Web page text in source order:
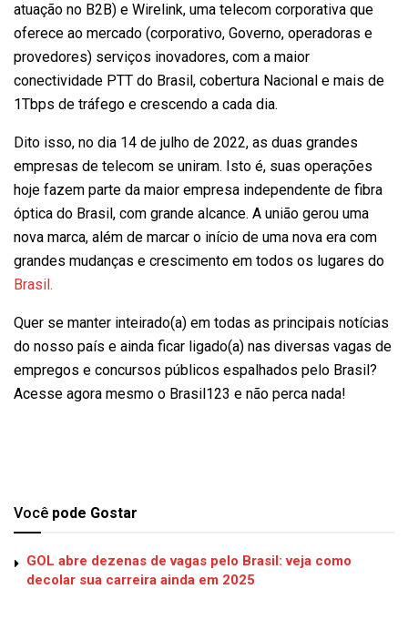
atuação no B2B) e Wirelink, uma telecom corporativa que
oferece ao mercado (corporativo, Governo, operadoras e
provedores) serviços inovadores, com a maior
conectividade PTT do Brasil, cobertura Nacional e mais de
1Tbps de tráfego e crescendo a cada dia.
Dito isso, no dia 14 de julho de 2022, as duas grandes
empresas de telecom se uniram. Isto é, suas operações
hoje fazem parte da maior empresa independente de fibra
óptica do Brasil, com grande alcance. A união gerou uma
nova marca, além de marcar o início de uma nova era com
grandes mudanças e crescimento em todos os lugares do
Brasil.
Quer se manter inteirado(a) em todas as principais notícias
do nosso país e ainda ficar ligado(a) nas diversas vagas de
empregos e concursos públicos espalhados pelo Brasil?
Acesse agora mesmo o Brasil123 e não perca nada!
Você pode Gostar
GOL abre dezenas de vagas pelo Brasil: veja como
decolar sua carreira ainda em 2025